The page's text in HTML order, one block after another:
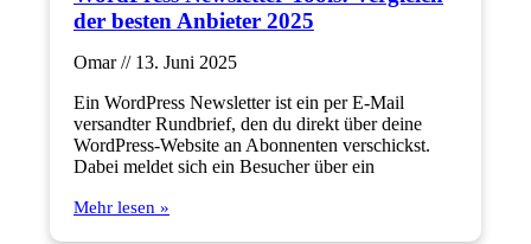
der besten Anbieter 2025
Omar
13. Juni 2025
Ein WordPress Newsletter ist ein per E-Mail
versandter Rundbrief, den du direkt über deine
WordPress-Website an Abonnenten verschickst.
Dabei meldet sich ein Besucher über ein
Mehr lesen »